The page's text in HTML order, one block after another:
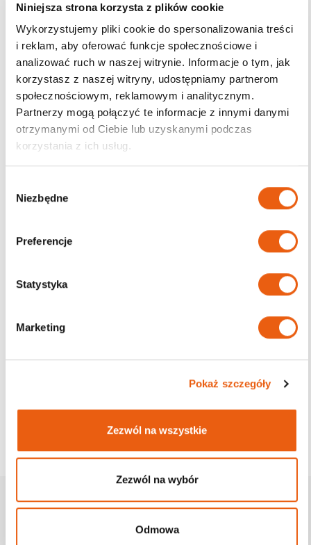
Niniejsza strona korzysta z plików cookie
Wykorzystujemy pliki cookie do spersonalizowania treści
i reklam, aby oferować funkcje społecznościowe i
analizować ruch w naszej witrynie. Informacje o tym, jak
korzystasz z naszej witryny, udostępniamy partnerom
społecznościowym, reklamowym i analitycznym.
Partnerzy mogą połączyć te informacje z innymi danymi
otrzymanymi od Ciebie lub uzyskanymi podczas
korzystania z ich usług.
Niezbędne
Preferencje
Statystyka
Marketing
Pokaż szczegóły
Zezwól na wszystkie
Zezwól na wybór
Odmowa
Filtruj
Darmowa dostawa
od 200zł
Zapisz Się Na Newsletter
Bądź na bieżąco z naszymi wszystkimi nowościami i promocjami.